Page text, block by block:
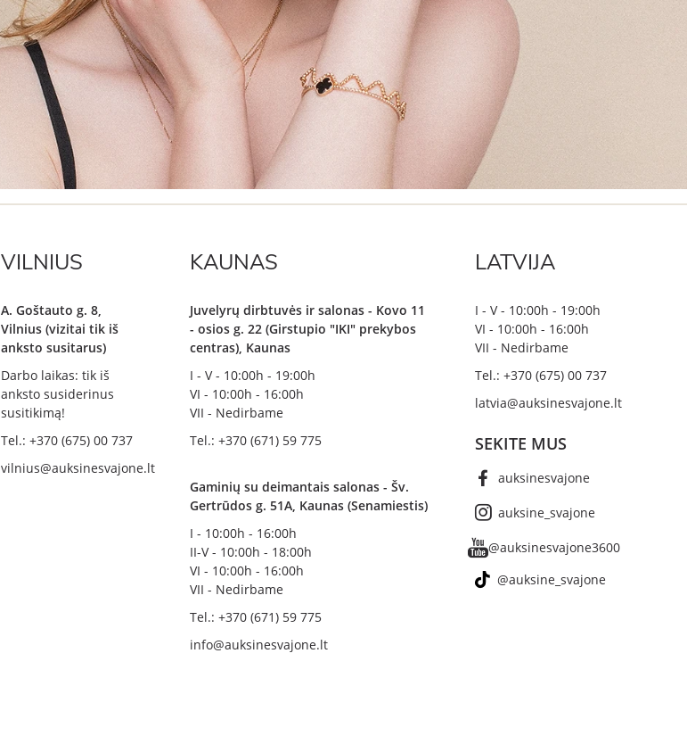
VILNIUS
A. Goštauto g. 8,
Vilnius (vizitai tik iš
anksto susitarus)
Darbo laikas: tik iš
anksto susiderinus
susitikimą!
Tel.: +370 (675) 00 737
vilnius@auksinesvajone.lt
KAUNAS
Juvelyrų dirbtuvės ir salonas - Kovo 11
- osios g. 22 (Girstupio "IKI" prekybos
centras), Kaunas
I - V - 10:00h - 19:00h
VI - 10:00h - 16:00h
VII - Nedirbame
Tel.: +370 (671) 59 775
Gaminių su deimantais salonas - Šv.
Gertrūdos g. 51A, Kaunas (Senamiestis)
I - 10:00h - 16:00h
II-V - 10:00h - 18:00h
VI - 10:00h - 16:00h
VII - Nedirbame
Tel.: +370 (671) 59 775
info@auksinesvajone.lt
LATVIJA
I - V - 10:00h - 19:00h
VI - 10:00h - 16:00h
VII - Nedirbame
Tel.: +370 (675) 00 737
latvia@auksinesvajone.lt
SEKITE MUS
auksinesvajone
auksine_svajone
@auksinesvajone3600
@auksine_svajone